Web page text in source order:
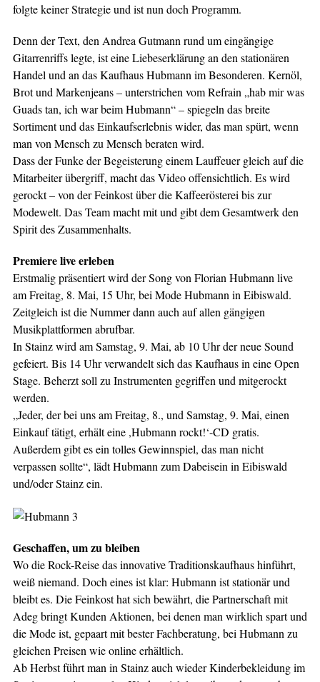
folgte keiner Strategie und ist nun doch Programm.
Denn der Text, den Andrea Gutmann rund um eingängige
Gitarrenriffs legte, ist eine Liebeserklärung an den stationären
Handel und an das Kaufhaus Hubmann im Besonderen. Kernöl,
Brot und Markenjeans – unterstrichen vom Refrain „hab mir was
Guads tan, ich war beim Hubmann“ – spiegeln das breite
Sortiment und das Einkaufserlebnis wider, das man spürt, wenn
man von Mensch zu Mensch beraten wird.
Dass der Funke der Begeisterung einem Lauffeuer gleich auf die
Mitarbeiter übergriff, macht das Video offensichtlich. Es wird
gerockt – von der Feinkost über die Kaffeerösterei bis zur
Modewelt. Das Team macht mit und gibt dem Gesamtwerk den
Spirit des Zusammenhalts.
Premiere live erleben
Erstmalig präsentiert wird der Song von Florian Hubmann live
am Freitag, 8. Mai, 15 Uhr, bei Mode Hubmann in Eibiswald.
Zeitgleich ist die Nummer dann auch auf allen gängigen
Musikplattformen abrufbar.
In Stainz wird am Samstag, 9. Mai, ab 10 Uhr der neue Sound
gefeiert. Bis 14 Uhr verwandelt sich das Kaufhaus in eine Open
Stage. Beherzt soll zu Instrumenten gegriffen und mitgerockt
werden.
„Jeder, der bei uns am Freitag, 8., und Samstag, 9. Mai, einen
Einkauf tätigt, erhält eine ,Hubmann rockt!‘-CD gratis.
Außerdem gibt es ein tolles Gewinnspiel, das man nicht
verpassen sollte“, lädt Hubmann zum Dabeisein in Eibiswald
und/oder Stainz ein.
Geschaffen, um zu bleiben
Wo die Rock-Reise das innovative Traditionskaufhaus hinführt,
weiß niemand. Doch eines ist klar: Hubmann ist stationär und
bleibt es. Die Feinkost hat sich bewährt, die Partnerschaft mit
Adeg bringt Kunden Aktionen, bei denen man wirklich spart und
die Mode ist, gepaart mit bester Fachberatung, bei Hubmann zu
gleichen Preisen wie online erhältlich.
Ab Herbst führt man in Stainz auch wieder Kinderbekleidung im